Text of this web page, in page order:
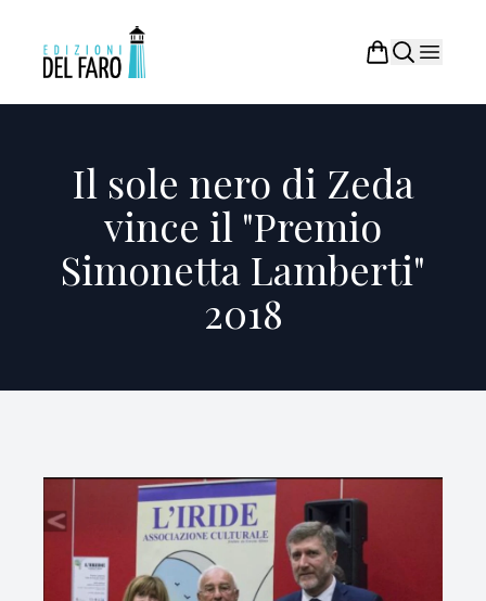
Il sole nero di Zeda
vince il "Premio
Simonetta Lamberti"
2018